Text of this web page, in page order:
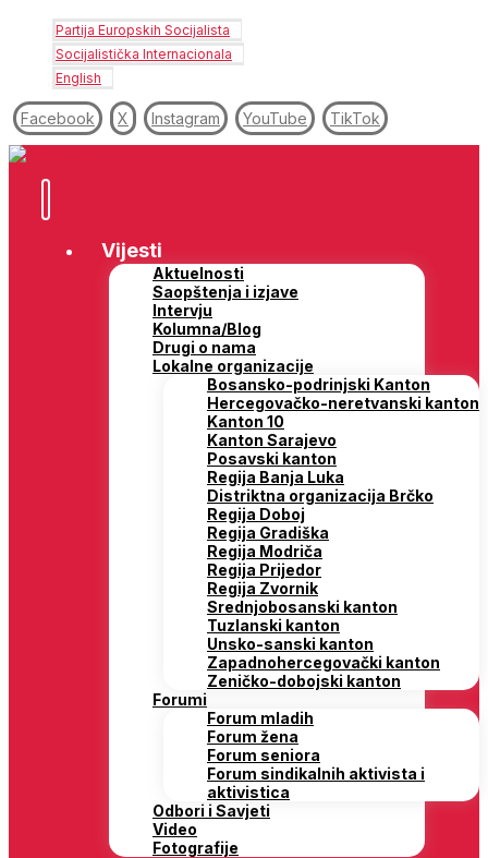
Partija Europskih Socijalista
Socijalistička Internacionala
English
Facebook X Instagram YouTube TikTok
Vijesti
Aktuelnosti
Saopštenja i izjave
Intervju
Kolumna/Blog
Drugi o nama
Lokalne organizacije
Bosansko-podrinjski Kanton
Hercegovačko-neretvanski kanton
Kanton 10
Kanton Sarajevo
Posavski kanton
Regija Banja Luka
Distriktna organizacija Brčko
Regija Doboj
Regija Gradiška
Regija Modriča
Regija Prijedor
Regija Zvornik
Srednjobosanski kanton
Tuzlanski kanton
Unsko-sanski kanton
Zapadnohercegovački kanton
Zeničko-dobojski kanton
Forumi
Forum mladih
Forum žena
Forum seniora
Forum sindikalnih aktivista i
aktivistica
Odbori i Savjeti
Video
Fotografije